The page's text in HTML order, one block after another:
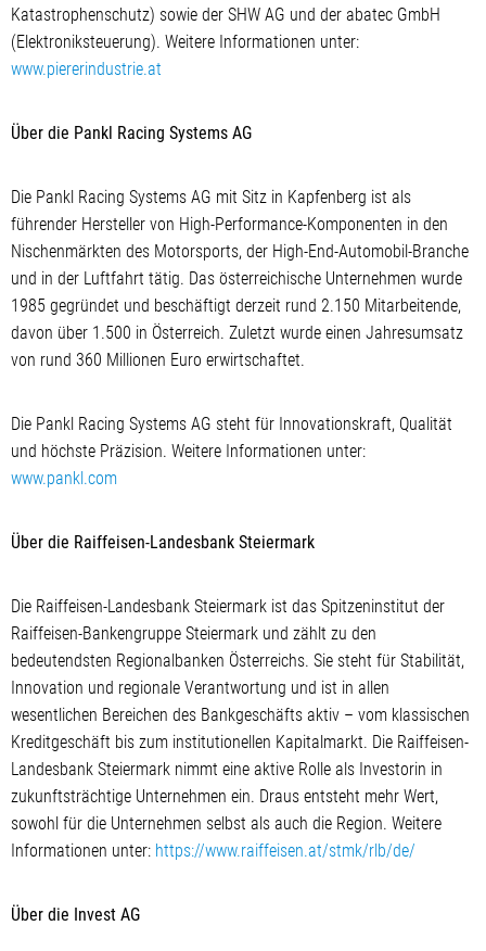
Katastrophenschutz) sowie der SHW AG und der abatec GmbH
(Elektroniksteuerung). Weitere Informationen unter:
www.piererindustrie.at
Über die Pankl Racing Systems AG
Die Pankl Racing Systems AG mit Sitz in Kapfenberg ist als
führender Hersteller von High-Performance-Komponenten in den
Nischenmärkten des Motorsports, der High-End-Automobil-Branche
und in der Luftfahrt tätig. Das österreichische Unternehmen wurde
1985 gegründet und beschäftigt derzeit rund 2.150 Mitarbeitende,
davon über 1.500 in Österreich. Zuletzt wurde einen Jahresumsatz
von rund 360 Millionen Euro erwirtschaftet.
Die Pankl Racing Systems AG steht für Innovationskraft, Qualität
und höchste Präzision. Weitere Informationen unter:
www.pankl.com
Über die Raiffeisen-Landesbank Steiermark
Die Raiffeisen-Landesbank Steiermark ist das Spitzeninstitut der
Raiffeisen-Bankengruppe Steiermark und zählt zu den
bedeutendsten Regionalbanken Österreichs. Sie steht für Stabilität,
Innovation und regionale Verantwortung und ist in allen
wesentlichen Bereichen des Bankgeschäfts aktiv – vom klassischen
Kreditgeschäft bis zum institutionellen Kapitalmarkt. Die Raiffeisen-
Landesbank Steiermark nimmt eine aktive Rolle als Investorin in
zukunftsträchtige Unternehmen ein. Draus entsteht mehr Wert,
sowohl für die Unternehmen selbst als auch die Region. Weitere
Informationen unter: https://www.raiffeisen.at/stmk/rlb/de/
Über die Invest AG